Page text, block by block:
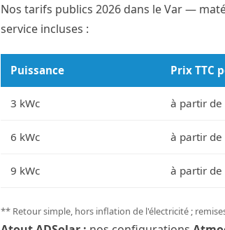
Nos tarifs publics 2026 dans le Var —
service incluses :
Puissance Prix TTC
3 kWc à partir de
6 kWc à partir de
9 kWc à partir de
** Retour simple, hors inflation de l'électricité ;